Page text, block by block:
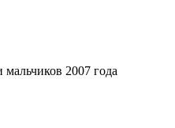
2007 года